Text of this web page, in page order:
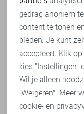
Marketing
gedrag anoniem
content te tonen
bieden. Je kunt
accepteert. Klik
kies "Instellingen"
Wil je alleen
"Weigeren". Meer
cookie- en